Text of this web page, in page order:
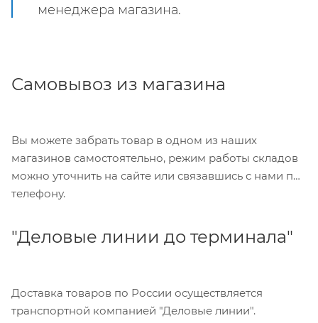
менеджера магазина.
Самовывоз из магазина
Вы можете забрать товар в одном из наших
магазинов самостоятельно, режим работы складов
можно уточнить на сайте или связавшись с нами по
телефону.
"Деловые линии до терминала"
Доставка товаров по России осуществляется
транспортной компанией "Деловые линии".